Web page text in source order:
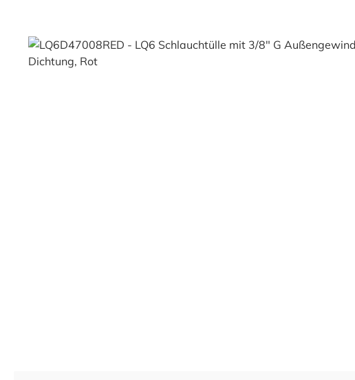
Bildergalerie überspringen